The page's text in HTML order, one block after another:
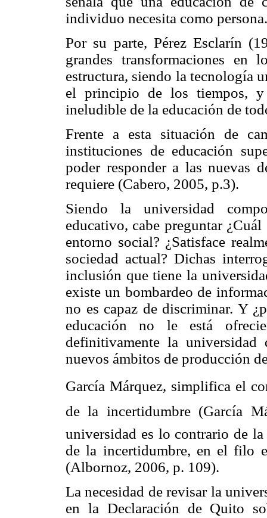
individuo necesita como persona.
Por su parte, Pérez Esclarín
grandes transformaciones en
estructura, siendo la tecnología
el principio de los tiempos, y
ineludible de la educación de
Frente a esta situación de
instituciones de educación
poder responder a las nuevas
requiere (Cabero, 2005, p.3).
Siendo la universidad
educativo, cabe preguntar
entorno social? ¿Satisface
sociedad actual? Dichas
inclusión que tiene la
existe un bombardeo de
no es capaz de discriminar. Y
educación no le está
definitivamente la universidad
nuevos ámbitos de producción
García Márquez, simplifica el
de la incertidumbre (García
universidad es lo contrario de
de la incertidumbre, en el filo
(Albornoz, 2006, p. 109).
La necesidad de revisar la
en la Declaración de Quito